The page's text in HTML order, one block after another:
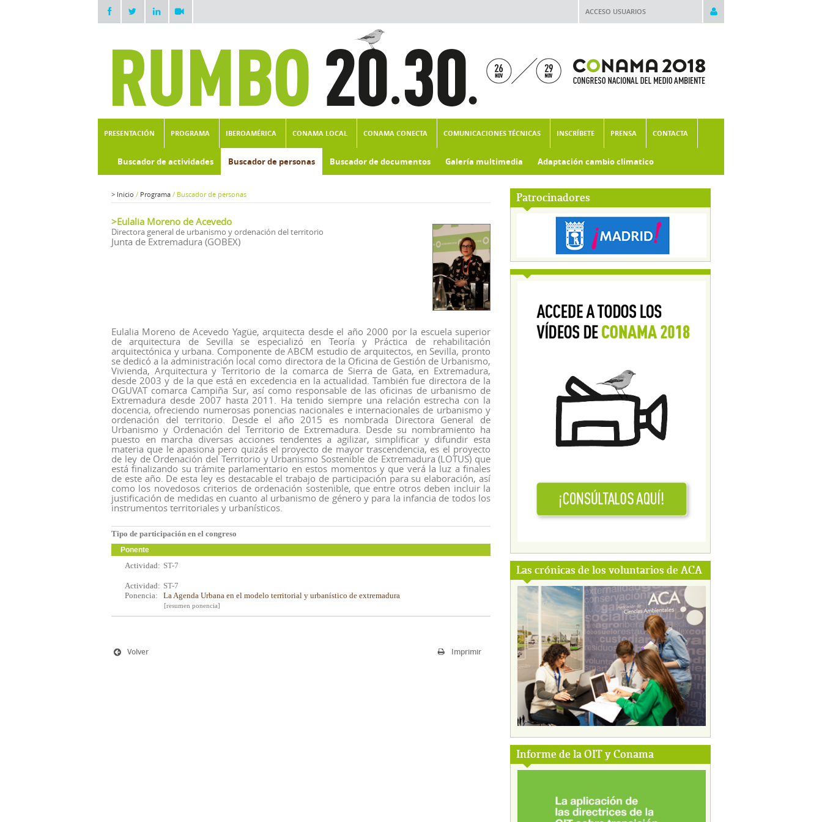
ACCESO USUARIOS
PRESENTACIÓN PROGRAMA IBEROAMÉRICA CONAMA LOCAL CONAMA CONECTA COMUNICACIONES TÉCNICAS INSCRÍBETE PRENSA CONTACTA
Buscador de actividades Buscador de personas Buscador de documentos Galería multimedia Adaptación cambio climatico
Patrocinadores
Las crónicas de los voluntarios de ACA
Informe de la OIT y Conama
> Inicio / Programa / Buscador de personas
>Eulalia Moreno de Acevedo
Directora general de urbanismo y ordenación del territorio
Junta de Extremadura (GOBEX)
Eulalia Moreno de Acevedo Yagüe, arquitecta desde el año 2000 por la escuela superior
de arquitectura de Sevilla se especializó en Teoría y Práctica de rehabilitación
arquitectónica y urbana. Componente de ABCM estudio de arquitectos, en Sevilla, pronto
se dedicó a la administración local como directora de la Oficina de Gestión de Urbanismo,
Vivienda, Arquitectura y Territorio de la comarca de Sierra de Gata, en Extremadura,
desde 2003 y de la que está en excedencia en la actualidad. También fue directora de la
OGUVAT comarca Campiña Sur, así como responsable de las oficinas de urbanismo de
Extremadura desde 2007 hasta 2011. Ha tenido siempre una relación estrecha con la
docencia, ofreciendo numerosas ponencias nacionales e internacionales de urbanismo y
ordenación del territorio. Desde el año 2015 es nombrada Directora General de
Urbanismo y Ordenación del Territorio de Extremadura. Desde su nombramiento ha
puesto en marcha diversas acciones tendentes a agilizar, simplificar y difundir esta
materia que le apasiona pero quizás el proyecto de mayor trascendencia, es el proyecto
de ley de Ordenación del Territorio y Urbanismo Sostenible de Extremadura (LOTUS) que
está finalizando su trámite parlamentario en estos momentos y que verá la luz a finales
de este año. De esta ley es destacable el trabajo de participación para su elaboración, así
como los novedosos criterios de ordenación sostenible, que entre otros deben incluir la
justificación de medidas en cuanto al urbanismo de género y para la infancia de todos los
instrumentos territoriales y urbanísticos.
Tipo de participación en el congreso
Ponente
Actividad: ST-7
Actividad: ST-7
Ponencia:
La Agenda Urbana en el modelo territorial y urbanístico de extremadura
[resumen ponencia]
Imprimir
Volver